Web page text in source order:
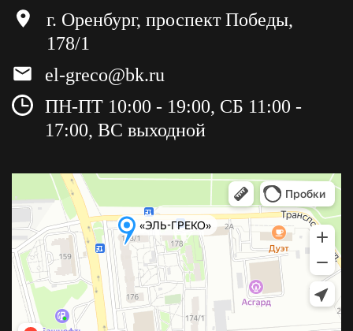
г. Оренбург, проспект Победы,
178/1
el-greco@bk.ru
ПН-ПТ 10:00 - 19:00, СБ 11:00 -
17:00, ВС выходной